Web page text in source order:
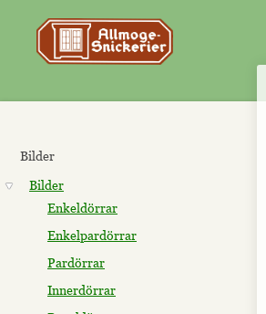
Bilder
Bilder
Enkeldörrar
Enkelpardörrar
Pardörrar
Innerdörrar